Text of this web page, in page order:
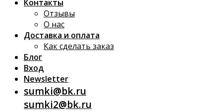
Контакты
Отзывы
О нас
Доставка и оплата
Как сделать заказ
Блог
Вход
Newsletter
sumki@bk.ru
sumki2@bk.ru